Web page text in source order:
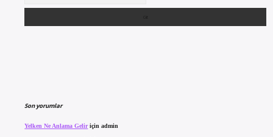
Son yorumlar
Yelken Ne Anlama Geliriçinadmin